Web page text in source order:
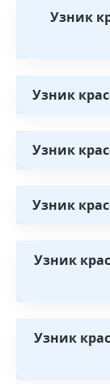
Узник
Узник
Узник
Узник
Узник
Узник